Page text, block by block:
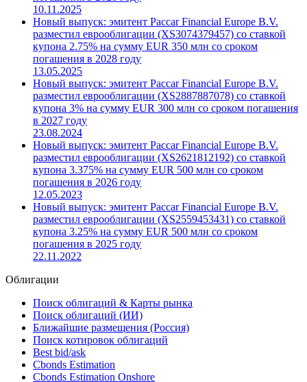
Новый выпуск: эмитент Paccar Financial Europe B.V.
разместил еврооблигации (XS3217498875) со ставкой
купона 2.5% на сумму EUR 300 млн со сроком
погашения в 2028 году
10.11.2025
Новый выпуск: эмитент Paccar Financial Europe B.V.
разместил еврооблигации (XS3074379457) со ставкой
купона 2.75% на сумму EUR 350 млн со сроком
погашения в 2028 году
13.05.2025
Новый выпуск: эмитент Paccar Financial Europe B.V.
разместил еврооблигации (XS2887887078) со ставкой
купона 3% на сумму EUR 300 млн со сроком погашения
в 2027 году
23.08.2024
Новый выпуск: эмитент Paccar Financial Europe B.V.
разместил еврооблигации (XS2621812192) со ставкой
купона 3.375% на сумму EUR 500 млн со сроком
погашения в 2026 году
12.05.2023
Новый выпуск: эмитент Paccar Financial Europe B.V.
купона 3.25% на сумму EUR 500 млн со сроком
22.11.2022
Облигации
Поиск облигаций & Карты рынка
Поиск облигаций (ИИ)
Ближайшие размещения (Россия)